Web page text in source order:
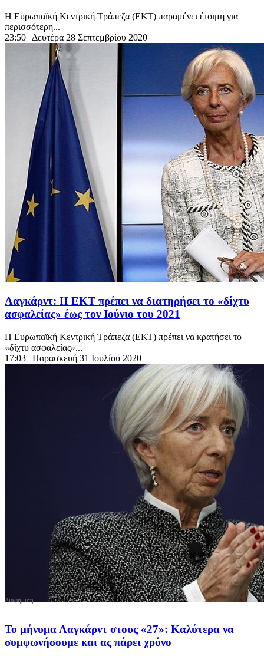
Η Ευρωπαϊκή Κεντρική Τράπεζα (ΕΚΤ) παραμένει έτοιμη για
περισσότερη...
23:50 | Δευτέρα 28 Σεπτεμβρίου 2020
Λαγκάρντ: Η ΕΚΤ πρέπει να διατηρήσει το «δίχτυ
ασφαλείας» έως τον Ιούνιο του 2021
Η Ευρωπαϊκή Κεντρική Τράπεζα (ΕΚΤ) πρέπει να κρατήσει το
«δίχτυ ασφαλείας»...
17:03 | Παρασκευή 31 Ιουλίου 2020
Το μήνυμα Λαγκάρντ στους «27»: Καλύτερα να
συμφωνήσουμε και ας πάρει χρόνο